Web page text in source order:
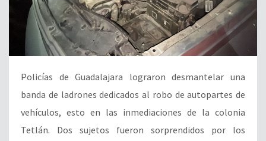
Policías de Guadalajara lograron desmantelar una
banda de ladrones dedicados al robo de autopartes de
vehículos, esto en las inmediaciones de la colonia
Tetlán. Dos sujetos fueron sorprendidos por los